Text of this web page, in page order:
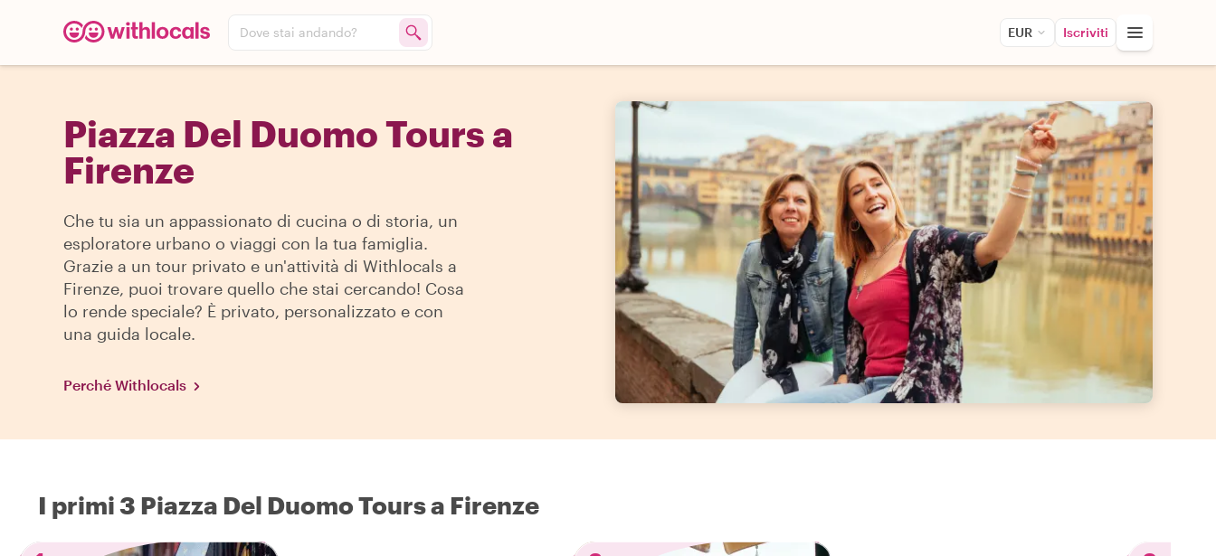
Dove stai andando? EUR Iscriviti
Piazza Del Duomo Tours a
Firenze
Che tu sia un appassionato di cucina o di storia, un
esploratore urbano o viaggi con la tua famiglia.
Grazie a un tour privato e un'attività di Withlocals a
Firenze, puoi trovare quello che stai cercando! Cosa
lo rende speciale? È privato, personalizzato e con
una guida locale.
Perché Withlocals
I primi 3 Piazza Del Duomo Tours a Firenze